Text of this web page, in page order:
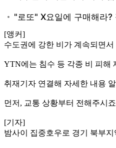
[앵커]
수도권에 강한 비가 계속되면
YTN에는 침수 등 각종 비 피해
취재기자 연결해 자세한 내용
먼저, 교통 상황부터 전해주시
[기자]
밤사이 집중호우로 경기 북부